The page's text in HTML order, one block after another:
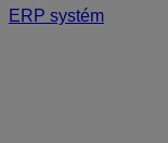
ERP systém